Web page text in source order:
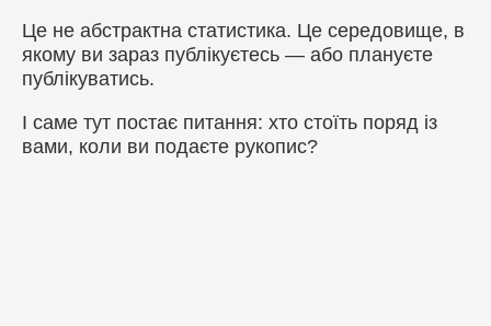
Це не абстрактна статистика. Це середовище, в
якому ви зараз публікуєтесь — або плануєте
публікуватись.
І саме тут постає питання: хто стоїть поряд із
вами, коли ви подаєте рукопис?